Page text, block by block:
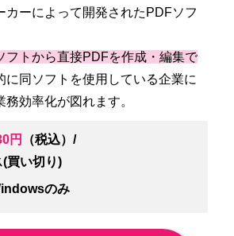
カーによって開発されたPDFソフ
フトから直接PDFを作成・編集で
に同ソフトを使用している企業に
務効率化が図れます。
円
（税込）/
買い切り)
のみ